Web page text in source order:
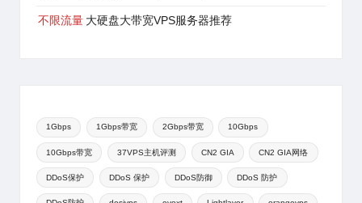
不限流量 大硬盘大带宽VPS服务器推荐
1Gbps 1Gbps带宽 2Gbps带宽 10Gbps
10Gbps带宽 37VPS主机评测 CN2 GIA CN2 GIA网络
DDoS保护 DDoS 保护 DDoS防御 DDoS 防护